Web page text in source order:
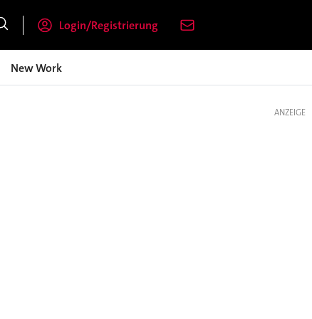
Login/Registrierung
New Work
ANZEIGE